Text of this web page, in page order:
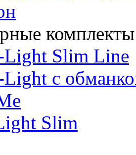
комплекты
Slim Line
с
Slim